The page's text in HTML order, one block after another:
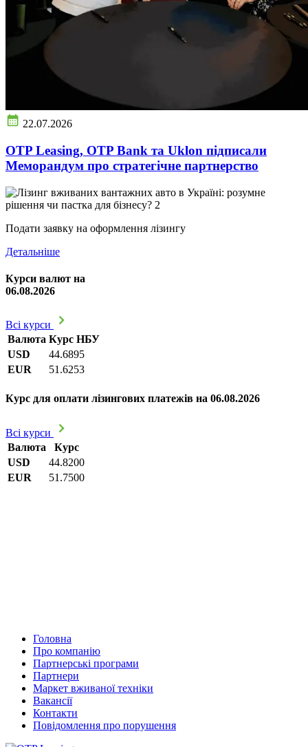
22.07.2026
OTP Leasing, OTP Bank та Uklon підписали
Меморандум про стратегічне партнерство
Подати заявку на оформлення лізингу
Детальніше
Курси валют на
06.08.2026
Всі курси
Валюта Курс НБУ
USD
44.6895
EUR
51.6253
Курс для оплати лізингових платежів на 06.08.2026
Всі курси
Валюта
Курс
USD
44.8200
EUR
51.7500
Головна
Про компанію
Партнерські програми
Партнери
Маркет вживаної техніки
Вакансії
Контакти
Повідомлення про порушення